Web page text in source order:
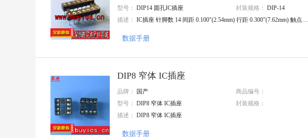
EVERLIGHT/亿光
CHENMKO
CIKI(皓富)
Q&J
KANGNEX(康奈克斯电气)
增益
Zetta(澜智)
LX(连线电子
Better(贝特)
KDS(大真空)
型号： DIP14 圆孔IC插座 封装规格： DIP-14
描述： IC插座 针脚数 14 间距 0.100"(2.54mm) 行距 0.300"(7.62mm) 触点…
数据手册
DIP8 窄体 IC插座
品牌： 国产
商品编号：
型号： DIP8 窄体 IC插座
封装规格：
描述： DIP8 窄体 IC插座
数据手册